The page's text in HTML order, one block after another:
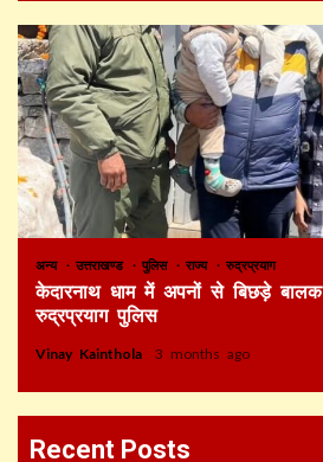
अन्य उत्तराखण्ड पुलिस राज्य रुद्रप्रयाग
केदारनाथ धाम में अपनों से बिछड़े
रुद्रप्रयाग पुलिस
Vinay Kainthola 3 months ago
Recent Posts